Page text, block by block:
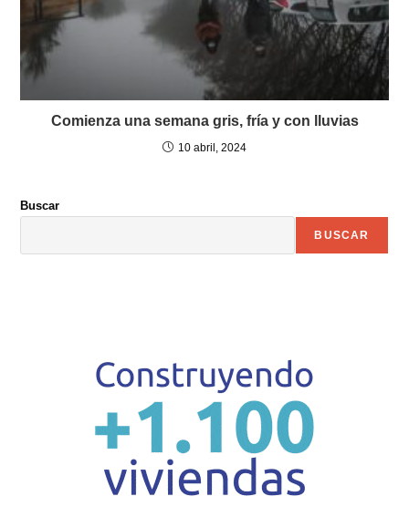
Comienza una semana gris, fría y con lluvias
10 abril, 2024
Buscar
BUSCAR